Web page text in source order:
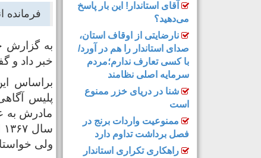
آقای استاندار! این بار پاسخ
می‌دهید؟
نارضایتی از اوقاف استان،
صدای استاندار را هم در آورد/
با کسی تعارف ندارم؛مردم
سرمایه اصلی نظامند
شنا در دریای خزر ممنوع
است
ممنوعیت واردات برنج در
فصل برداشت تداوم دارد
راهکاری تکراری استاندار
فرمانده
خبر داد و گفت: ۲ برادر در شهرستان خواهر خود را در
براساس
پلیس
مادرش به
ولی